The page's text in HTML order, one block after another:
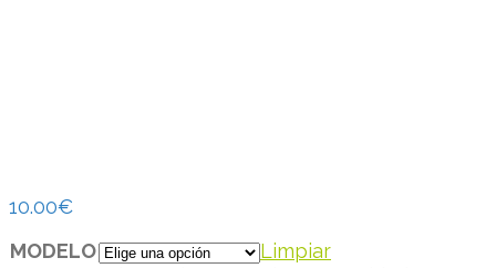
10.00€
MODELO
Limpiar